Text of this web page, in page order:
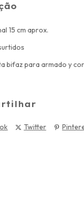
15 cm aprox.
bifaz para armado y
Twitter